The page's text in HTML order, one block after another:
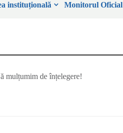
instituțională Monitorul Oficial
mulțumim de înțelegere!